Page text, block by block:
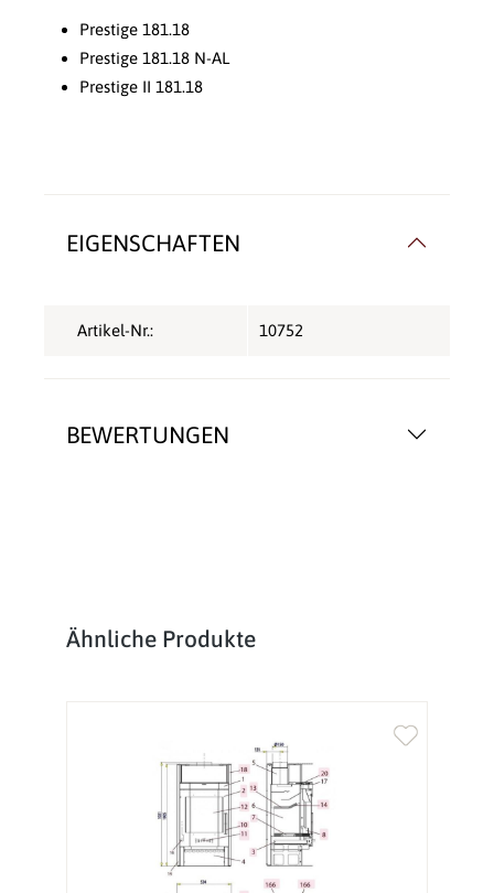
Prestige 181.18
Prestige 181.18 N-AL
Prestige II 181.18
BEWERTUNGEN
EIGENSCHAFTEN
Artikel-Nr.: 10752
Produktgalerie überspringen
Ähnliche Produkte